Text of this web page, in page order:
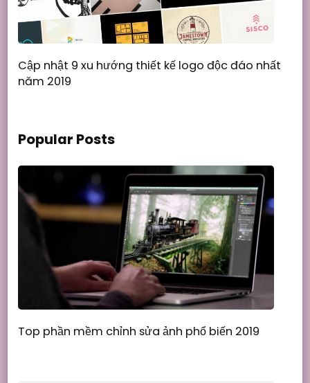
Cập nhật 9 xu hướng thiết kế logo độc đáo nhất
năm 2019
Popular Posts
Top phần mềm chỉnh sửa ảnh phổ biến 2019